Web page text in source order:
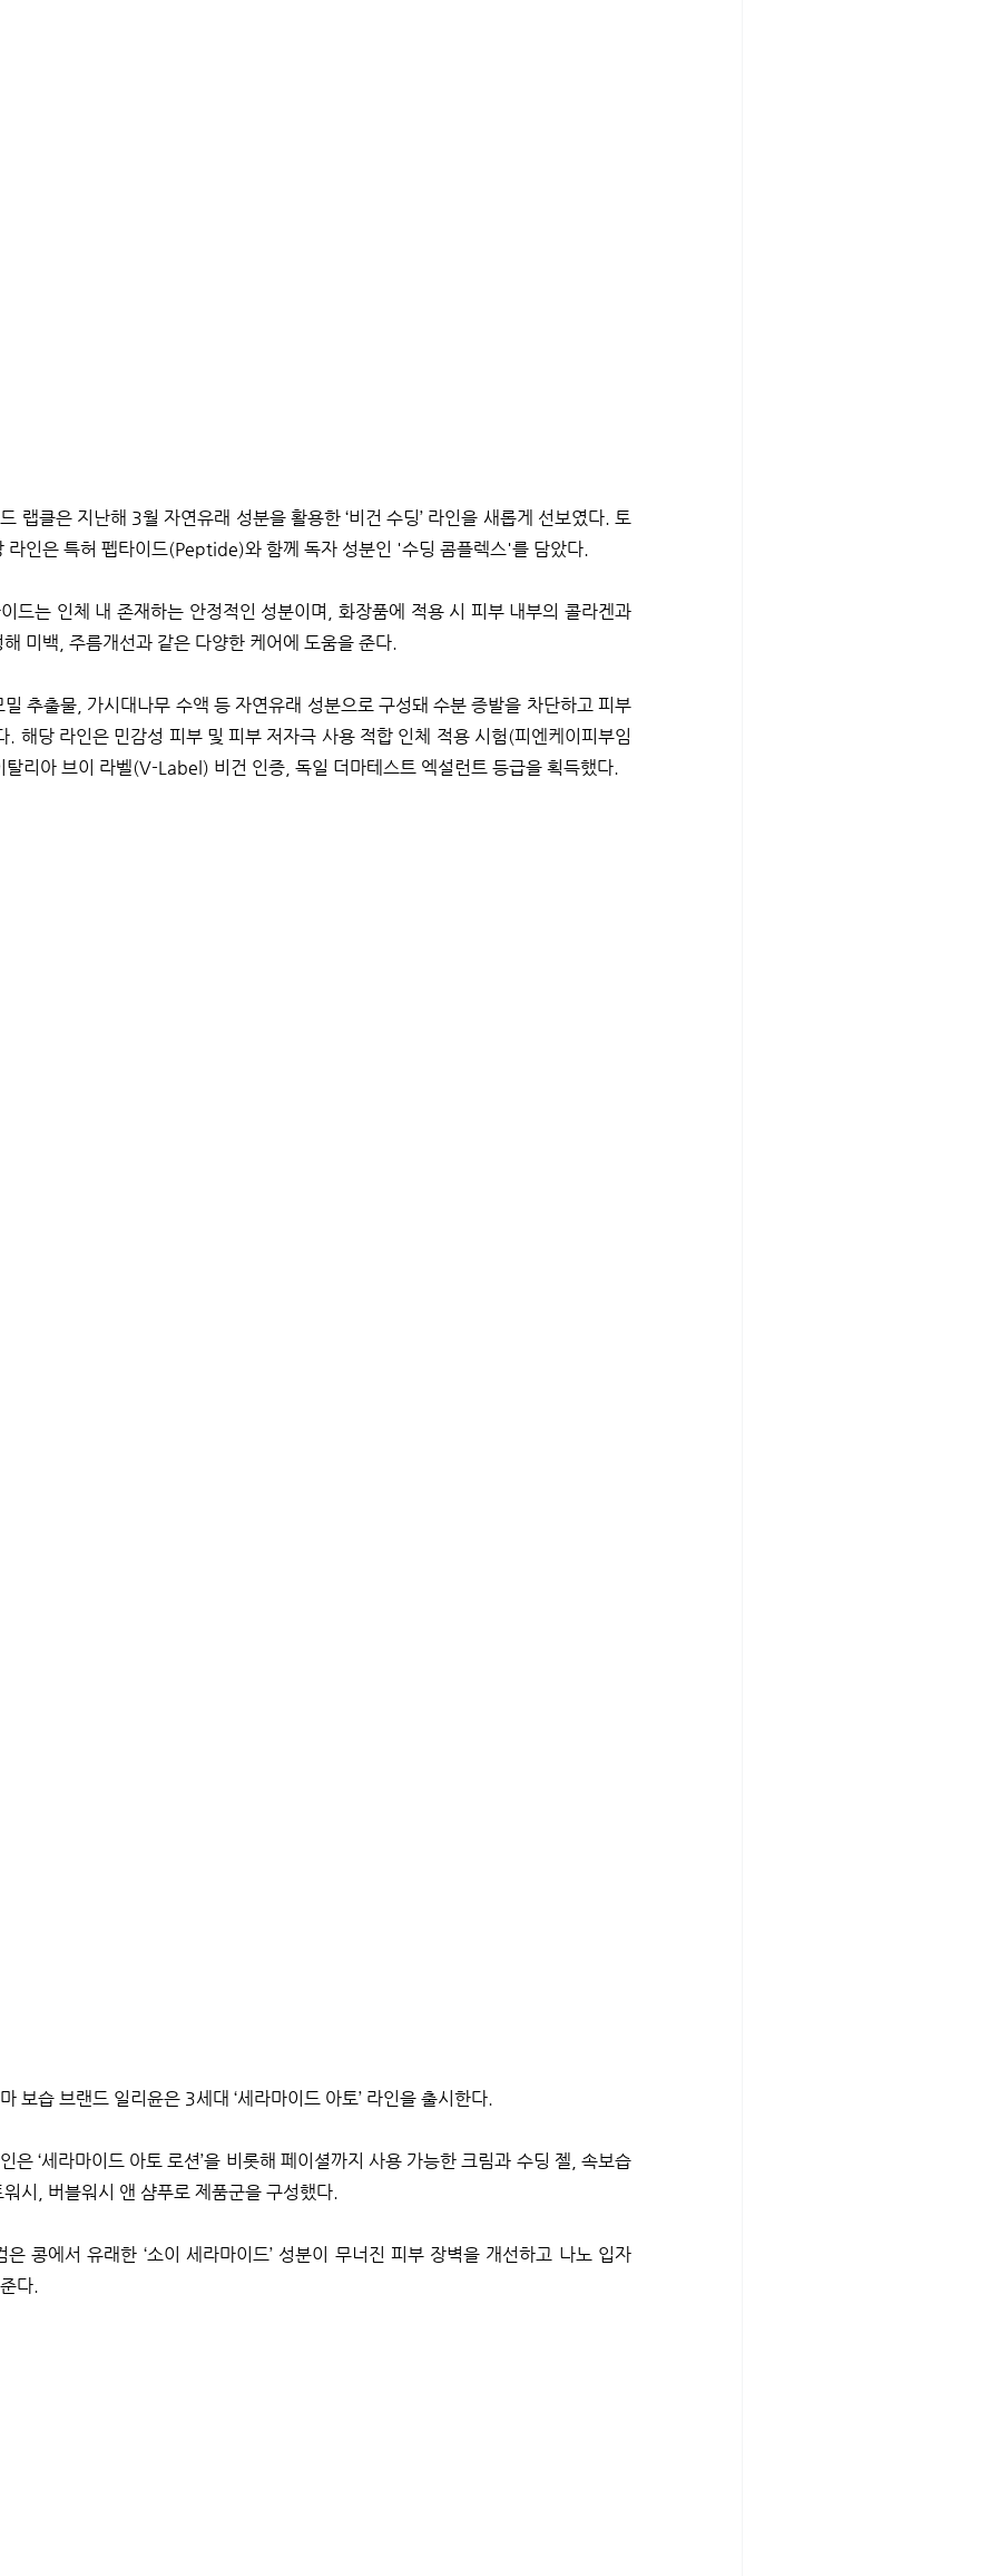
랩클은 지난해 3월 자연유래 성분을 활용한 ‘비건 수딩’ 라인을 새롭게 선보였다. 토
라인은 특허 펩타이드(Peptide)와 함께 독자 성분인 '수딩 콤플렉스'를 담았다.
드는 인체 내 존재하는 안정적인 성분이며, 화장품에 적용 시 피부 내부의 콜라겐과
미백, 주름개선과 같은 다양한 케어에 도움을 준다.
추출물, 가시대나무 수액 등 자연유래 성분으로 구성돼 수분 증발을 차단하고 피부
. 해당 라인은 민감성 피부 및 피부 저자극 사용 적합 인체 적용 시험(피엔케이피부임
리아 브이 라벨(V-Label) 비건 인증, 독일 더마테스트 엑설런트 등급을 획득했다.
보습 브랜드 일리윤은 3세대 ‘세라마이드 아토’ 라인을 출시한다.
은 ‘세라마이드 아토 로션’을 비롯해 페이셜까지 사용 가능한 크림과 수딩 젤, 속보습
시, 버블워시 앤 샴푸로 제품군을 구성했다.
콩에서 유래한 ‘소이 세라마이드’ 성분이 무너진 피부 장벽을 개선하고 나노 입자
다.